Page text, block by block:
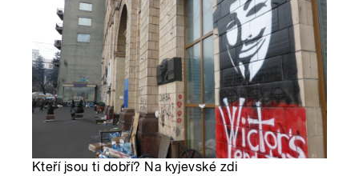
Kteří jsou ti dobří? Na kyjevské zdi